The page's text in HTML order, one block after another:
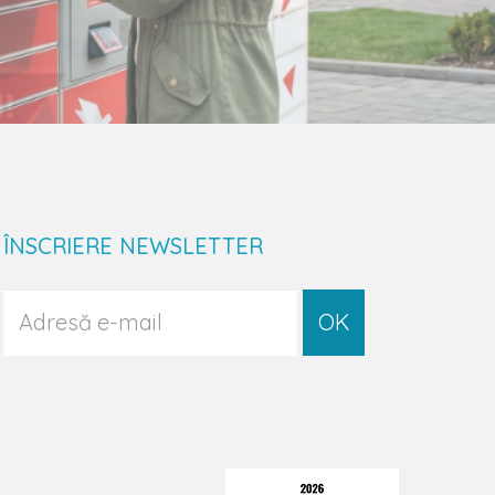
ÎNSCRIERE NEWSLETTER
OK